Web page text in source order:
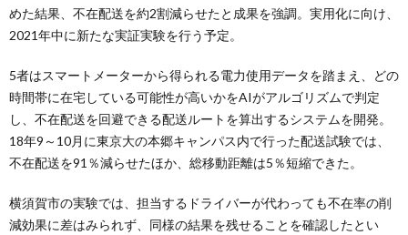
めた結果、不在配送を約2割減らせたと成果を強調。実用化に向け、
2021年中に新たな実証実験を行う予定。
5者はスマートメーターから得られる電力使用データを踏まえ、どの
時間帯に在宅している可能性が高いかをAIがアルゴリズムで判定
し、不在配送を回避できる配送ルートを算出するシステムを開発。
18年9～10月に東京大の本郷キャンパス内で行った配送試験では、
不在配送を91％減らせたほか、総移動距離は5％短縮できた。
横須賀市の実験では、担当するドライバーが代わっても不在率の削
減効果に差はみられず、同様の結果を残せることを確認したとい